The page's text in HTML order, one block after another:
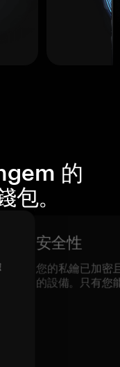
的
。
安全性
您的私鑰已加密
的設備。只有您